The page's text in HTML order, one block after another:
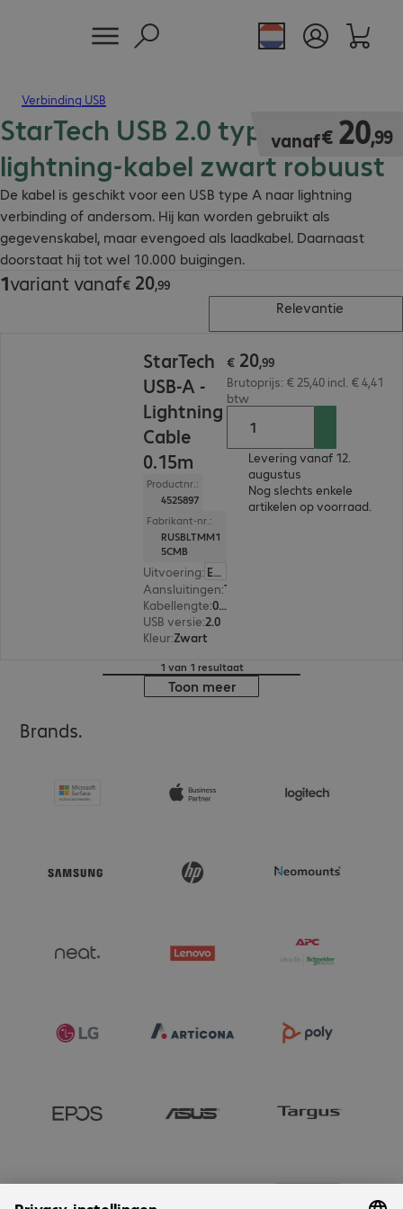
Verbinding USB
StarTech USB 2.0 type A -
lightning-kabel zwart robuust
De kabel is geschikt voor een USB type A naar lightning
verbinding of andersom. Hij kan worden gebruikt als
gegevenskabel, maar evengoed als laadkabel. Daarnaast
doorstaat hij tot wel 10.000 buigingen.
vanaf€ 20,99
€ 20,99
1variant vanaf€ 20,99
€ 20,99
Relevantie
StarTech
USB-A -
Lightning
Cable
0.15m
Productnr.:
4525897
Fabrikant-nr.:
RUSBLTMM1
5CMB
Uitvoering: Europa
Aansluitingen:
Kabellengte: 0,15 m
USB versie:2.0
Kleur:Zwart
€ 20,99
Brutoprijs: € 25,40 incl. € 4,41
btw
Levering vanaf 12.
augustus
Nog slechts enkele
artikelen op voorraad.
1 van 1 resultaat
Toon meer
Brands.